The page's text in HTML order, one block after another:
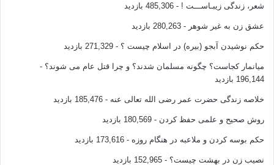
شعر، زندگی زیبـاســـت ! - 485,306 بازدید
عشق زن به غیر شوهر - 280,263 بازدید
حکم نوشیدن آبجو (بیره) در اسلام چیست ؟ - 271,329 بازدید
میانمار کجاست؟ چگونه مسلمان شدند؟ و چرا قتل عام می شوند؟ -
196,144 بازدید
خلاصه زندگی حضرت عمر رضی الله تعالی عنه - 185,476 بازدید
روش صحیح و علمی حفظ کردن - 180,569 بازدید
حکم بوسه کردن و ملاعبه در هنگام روزه - 173,616 بازدید
نصیب زن در بهشت چیست؟ - 152,965 بازدید